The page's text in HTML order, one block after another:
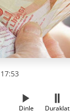
Dinle Duraklat